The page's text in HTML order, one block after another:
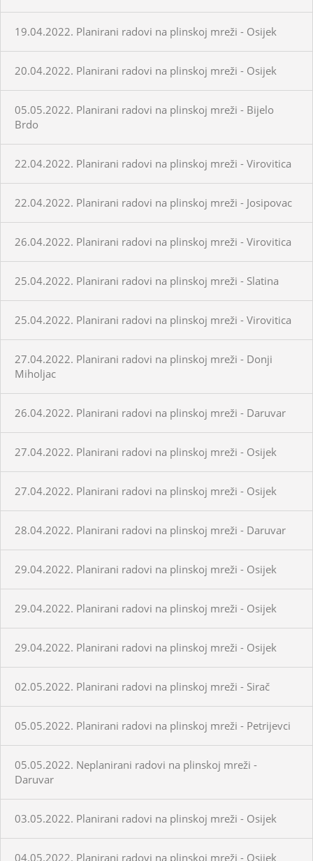
19.04.2022. Planirani radovi na plinskoj mreži - Osijek
20.04.2022. Planirani radovi na plinskoj mreži - Osijek
05.05.2022. Planirani radovi na plinskoj mreži - Bijelo
Brdo
22.04.2022. Planirani radovi na plinskoj mreži - Virovitica
22.04.2022. Planirani radovi na plinskoj mreži - Josipovac
26.04.2022. Planirani radovi na plinskoj mreži - Virovitica
25.04.2022. Planirani radovi na plinskoj mreži - Slatina
25.04.2022. Planirani radovi na plinskoj mreži - Virovitica
27.04.2022. Planirani radovi na plinskoj mreži - Donji
Miholjac
26.04.2022. Planirani radovi na plinskoj mreži - Daruvar
27.04.2022. Planirani radovi na plinskoj mreži - Osijek
27.04.2022. Planirani radovi na plinskoj mreži - Osijek
28.04.2022. Planirani radovi na plinskoj mreži - Daruvar
29.04.2022. Planirani radovi na plinskoj mreži - Osijek
29.04.2022. Planirani radovi na plinskoj mreži - Osijek
29.04.2022. Planirani radovi na plinskoj mreži - Osijek
02.05.2022. Planirani radovi na plinskoj mreži - Sirač
05.05.2022. Planirani radovi na plinskoj mreži - Petrijevci
05.05.2022. Neplanirani radovi na plinskoj mreži -
Daruvar
03.05.2022. Planirani radovi na plinskoj mreži - Osijek
04.05.2022. Planirani radovi na plinskoj mreži - Osijek